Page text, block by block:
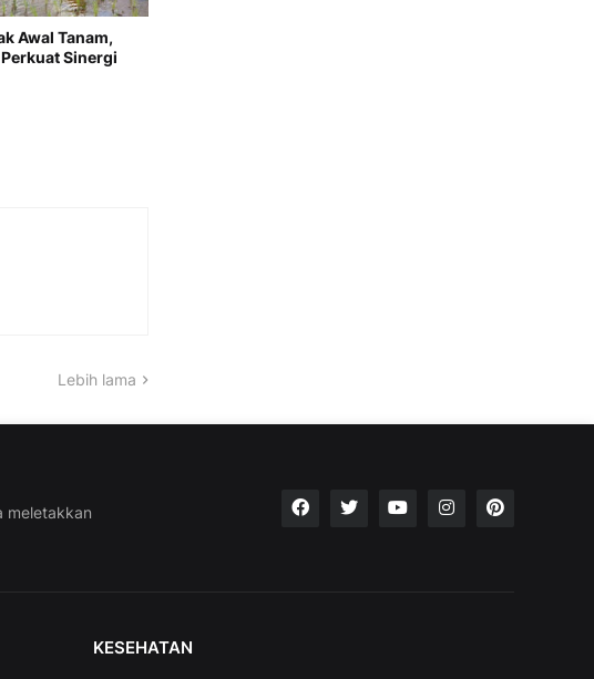
Awal Tanam,
Sinergi
Lebih lama
meletakkan
KESEHATAN